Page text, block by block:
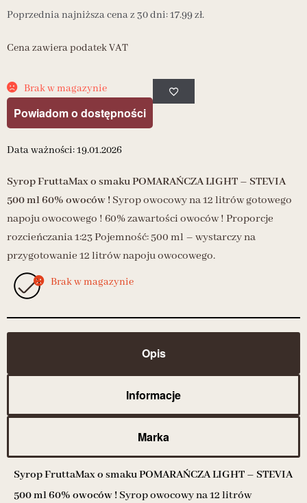
Poprzednia najniższa cena z 30 dni:17.99zł.
Cena zawiera podatek VAT
Brak w magazynie
Powiadom o dostępności
Data ważności: 19.01.2026
Syrop FruttaMax o smaku POMARAŃCZA LIGHT – STEVIA
500 ml 60% owoców ! Syrop owocowy na 12 litrów gotowego
napoju owocowego ! 60% zawartości owoców ! Proporcje
rozcieńczania 1:23 Pojemność: 500 ml – wystarczy na
przygotowanie 12 litrów napoju owocowego.
Brak w magazynie
Opis
Informacje
Marka
Syrop FruttaMax o smaku POMARAŃCZA LIGHT – STEVIA
500 ml 60% owoców ! Syrop owocowy na 12 litrów